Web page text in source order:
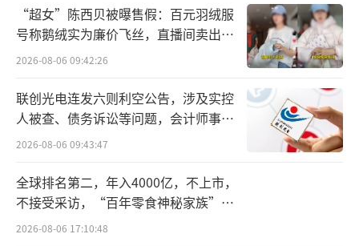
在外界看来，向来对贵州茅台只买不卖的
两只私募产品，此前已有退出端倪。在2023年
四季度期间，金汇荣盛三号、瑞丰汇邦三号同
时减持了贵州茅台约111.43万股、218.21万
股。
若以贵州茅台股价1650元/股计算，汇荣盛
三号、瑞丰汇邦三号前后两次分别减持了约71.
39亿元、69.68亿元，合计减持金额超140亿
元。
“超女”陈西贝被曝售假：百元羽绒服
号称鹅绒实为廉价飞丝，直播间卖出超
百万元
2026-08-06 09:42:26
联创光电连发六则利空公告，涉及实控
人被查、债务诉讼等问题，会计师事务
所曾出具“保留意见”
2026-08-06 09:43:47
全球排名第二，年入4000亿，不上市，
不接受采访，“百年零食神秘家族”浮
出水面？
2026-08-06 17:10:48